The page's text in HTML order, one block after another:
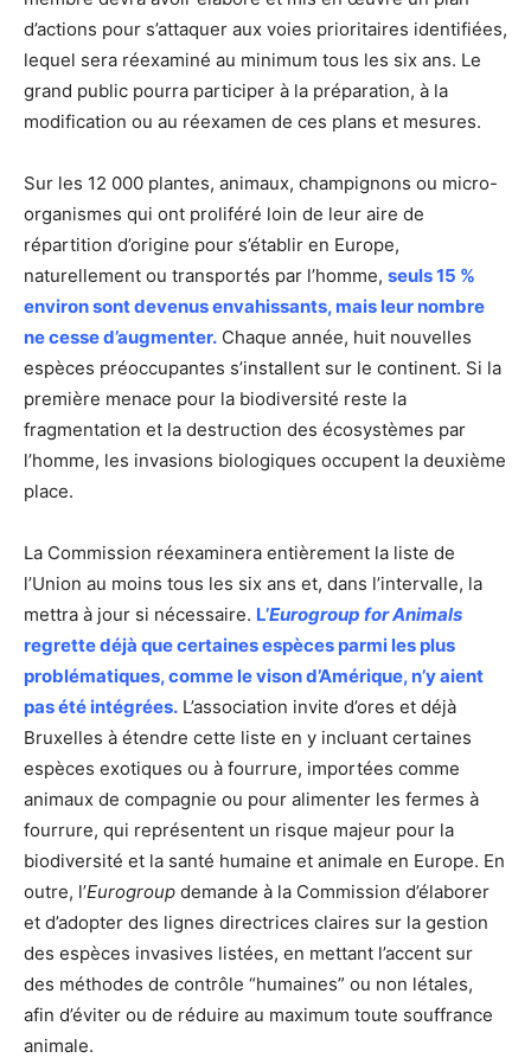
d’actions pour s’attaquer aux voies prioritaires identifiées,
lequel sera réexaminé au minimum tous les six ans. Le
grand public pourra participer à la préparation, à la
modification ou au réexamen de ces plans et mesures.
Sur les 12 000 plantes, animaux, champignons ou micro-
organismes qui ont proliféré loin de leur aire de
répartition d’origine pour s’établir en Europe,
naturellement ou transportés par l’homme, seuls 15 %
environ sont devenus envahissants, mais leur nombre
ne cesse d’augmenter. Chaque année, huit nouvelles
espèces préoccupantes s’installent sur le continent. Si la
première menace pour la biodiversité reste la
fragmentation et la destruction des écosystèmes par
l’homme, les invasions biologiques occupent la deuxième
place.
La Commission réexaminera entièrement la liste de
l’Union au moins tous les six ans et, dans l’intervalle, la
mettra à jour si nécessaire. L’Eurogroup for Animals
regrette déjà que certaines espèces parmi les plus
problématiques, comme le vison d’Amérique, n’y aient
pas été intégrées. L’association invite d’ores et déjà
Bruxelles à étendre cette liste en y incluant certaines
espèces exotiques ou à fourrure, importées comme
animaux de compagnie ou pour alimenter les fermes à
fourrure, qui représentent un risque majeur pour la
biodiversité et la santé humaine et animale en Europe. En
outre, l’Eurogroup demande à la Commission d’élaborer
et d’adopter des lignes directrices claires sur la gestion
des espèces invasives listées, en mettant l’accent sur
des méthodes de contrôle “humaines” ou non létales,
afin d’éviter ou de réduire au maximum toute souffrance
animale.